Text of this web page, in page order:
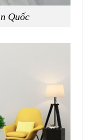
Quốc